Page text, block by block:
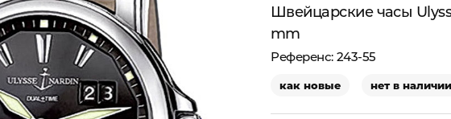
Швейцарские часы
mm
243-55
как новые нет в наличии